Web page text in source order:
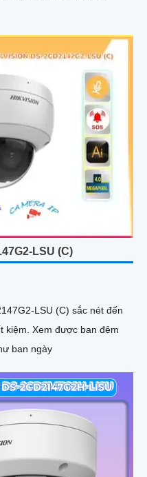
LSU (C)
LSU (C) sắc nét đến
đêm
ban ngày